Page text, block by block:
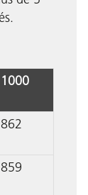
1000
862
859